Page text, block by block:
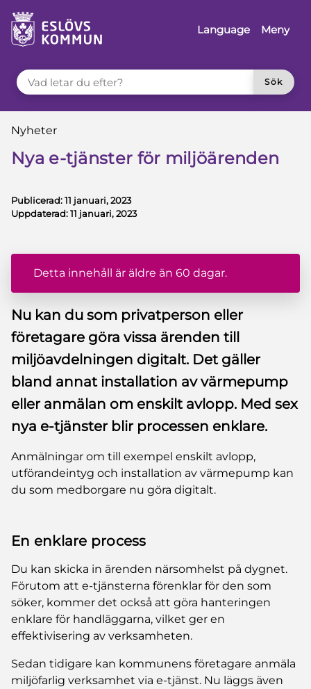
till innehåll
Language
Meny
VAD LETAR DU EFTER?
Sök
Du är här:
Nyheter
Nya e-tjänster för miljöärenden
Publicerad:11 januari, 2023
Uppdaterad:11 januari, 2023
Detta innehåll är äldre än 60 dagar.
Nu kan du som privatperson eller
företagare göra vissa ärenden till
miljöavdelningen digitalt. Det gäller
bland annat installation av värmepump
eller anmälan om enskilt avlopp. Med sex
nya e-tjänster blir processen enklare.
Anmälningar om till exempel enskilt avlopp,
utförandeintyg och installation av värmepump kan
du som medborgare nu göra digitalt.
En enklare process
Du kan skicka in ärenden närsomhelst på dygnet.
Förutom att e-tjänsterna förenklar för den som
söker, kommer det också att göra hanteringen
enklare för handläggarna, vilket ger en
effektivisering av verksamheten.
Sedan tidigare kan kommunens företagare anmäla
miljöfarlig verksamhet via e-tjänst. Nu läggs även